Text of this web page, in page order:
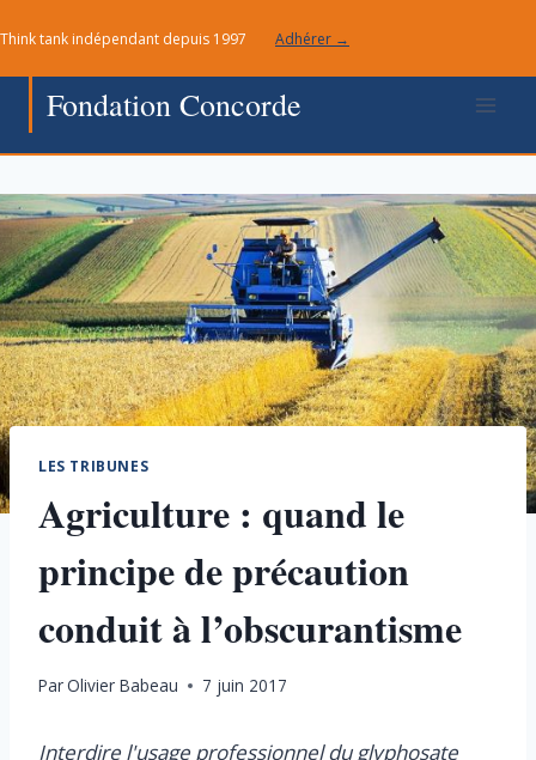
au
contenu
Think tank indépendant depuis 1997 Adhérer →
Fondation Concorde
LES TRIBUNES
Agriculture : quand le
principe de précaution
conduit à l’obscurantisme
ParOlivier Babeau 7 juin 2017
Interdire l'usage professionnel du glyphosate